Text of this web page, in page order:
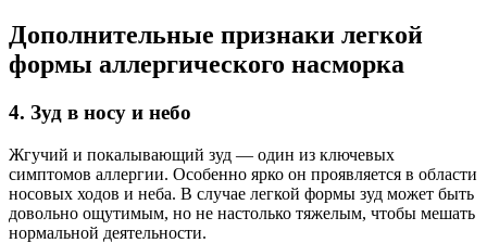
Дополнительные признаки легкой
формы аллергического насморка
4. Зуд в носу и небо
Жгучий и покалывающий зуд — один из ключевых
симптомов аллергии. Особенно ярко он проявляется в области
носовых ходов и неба. В случае легкой формы зуд может быть
довольно ощутимым, но не настолько тяжелым, чтобы мешать
нормальной деятельности.